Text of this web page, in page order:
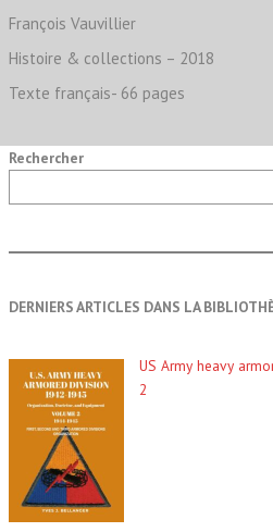
François Vauvillier
Histoire & collections – 2018
Texte français- 66 pages
Rechercher
DERNIERS ARTICLES DANS LA
US Army heavy
2